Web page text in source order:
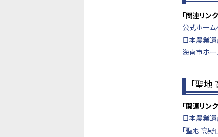
「関連リン
公式ホーム
日本農業遺
海南市ホー
「聖
「関連リン
日本農業遺
「聖地 高